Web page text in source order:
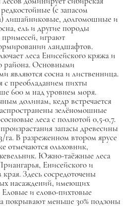
(с запасом
лишайниковые, долгомошные и
ель и другие породы
примесей, играют
ландшафтов.
леса Енисейского кряжа и
района. Основными
являются сосна и лиственница.
преобладанием пихты
600 м над уровнем моря.
долинам, кедр встречается
зелёномошные
леса с полнотой 0,5-0,7.
запасы древесины
га. В разреженном втором ярусе
отмечаются ольховник,
Южно-таёжные леса
Енисейского и
Здесь сосредоточены
насаждений, имеющих
и елово-пихтовые
покрывают меньше 30% подзоны